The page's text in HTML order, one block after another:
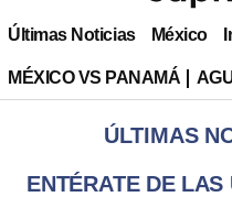
Últimas Noticias México
MÉXICO VS PANAMÁ
ÚLTIMAS
ENTÉRATE DE